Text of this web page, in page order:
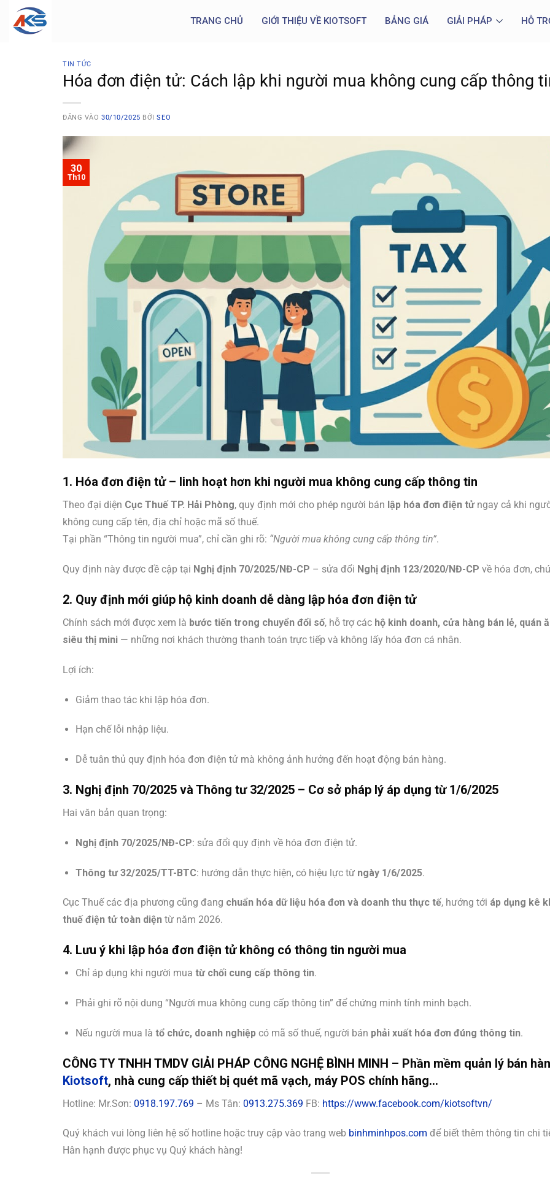
TRANG CHỦ GIỚI THIỆU VỀ KIOTSOFT BẢNG GIÁ GIẢI PHÁP HỖ
TIN TỨC
Hóa đơn điện tử: Cách lập khi người mua không cung cấp thông
ĐĂNG VÀO30/10/2025 BỞISEO
30
Th10
1. Hóa đơn điện tử – linh hoạt hơn khi người mua không cung cấp thông tin
Theo đại diện Cục Thuế TP. Hải Phòng, quy định mới cho phép người bán lập hóa đơn điện tửngay cả khi
không cung cấp tên, địa chỉ hoặc mã số thuế.
Tại phần “Thông tin người mua”, chỉ cần ghi rõ: “Người mua không cung cấp thông tin”.
Quy định này được đề cập tại Nghị định 70/2025/NĐ-CP – sửa đổi Nghị định 123/2020/NĐ-CP về hóa đơn,
2. Quy định mới giúp hộ kinh doanh dễ dàng lập hóa đơn điện tử
Chính sách mới được xem là bước tiến trong chuyển đổi số, hỗ trợ các hộ kinh doanh, cửa hàng bán lẻ, quán
siêu thị mini — những nơi khách thường thanh toán trực tiếp và không lấy hóa đơn cá nhân.
Lợi ích:
Giảm thao tác khi lập hóa đơn.
Hạn chế lỗi nhập liệu.
Dễ tuân thủ quy định hóa đơn điện tử mà không ảnh hưởng đến hoạt động bán hàng.
3. Nghị định 70/2025 và Thông tư 32/2025 – Cơ sở pháp lý áp dụng từ 1/6/2025
Hai văn bản quan trọng:
Nghị định 70/2025/NĐ-CP: sửa đổi quy định về hóa đơn điện tử.
Thông tư 32/2025/TT-BTC: hướng dẫn thực hiện, có hiệu lực từ ngày 1/6/2025.
Cục Thuế các địa phương cũng đang chuẩn hóa dữ liệu hóa đơn và doanh thu thực tế, hướng tới áp dụng kê
thuế điện tử toàn diện từ năm 2026.
4. Lưu ý khi lập hóa đơn điện tử không có thông tin người mua
Chỉ áp dụng khi người mua từ chối cung cấp thông tin.
Phải ghi rõ nội dung “Người mua không cung cấp thông tin” để chứng minh tính minh bạch.
Nếu người mua là tổ chức, doanh nghiệpcó mã số thuế, người bán phải xuất hóa đơn đúng thông tin.
CÔNG TY TNHH TMDV GIẢI PHÁP CÔNG NGHỆ BÌNH MINH – Phần mềm quản lý bán
Kiotsoft, nhà cung cấp thiết bị quét mã vạch, máy POS chính hãng…
Hotline: Mr.Sơn: 0918.197.769 – Ms Tân: 0913.275.369 FB: https://www.facebook.com/kiotsoftvn/
Quý khách vui lòng liên hệ số hotline hoặc truy cập vào trang web binhminhpos.com để biết thêm thông tin chi
Hân hạnh được phục vụ Quý khách hàng!